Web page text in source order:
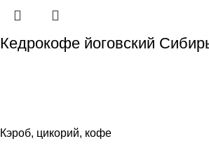
Кедрокофе йоговский
Кэроб, цикорий, кофе